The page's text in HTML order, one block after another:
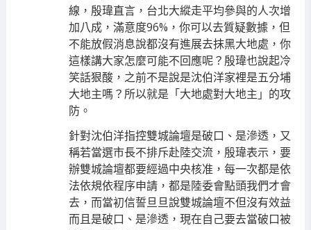
線，殷瑋直言，台北大縱走平均參與的人次增
加八成，滿意度96%，你可以去質疑數據，但
不能放假消息說都沒有進展去抹黑大地處，你
這樣講大家怎麼可能不回應呢？殷瑋也說起冷
笑話狠酸，之前不是說是沈伯洋家裡是五分埔
大地主嗎？所以就是「大地處對大地主」的攻
防。
針對沈伯洋指控雙城論壇是破口、是滲透，又
稱若當選市長不排斥赴陸交流，殷瑋表示，要
辦雙城論壇都要經過中央核准，每一次都是依
法依規依程序申請，都是陸委會點頭我們才會
去，而當初信誓旦旦說雙城論壇不但沒有效益
而且是破口、是滲透，現在自己要去當破口被